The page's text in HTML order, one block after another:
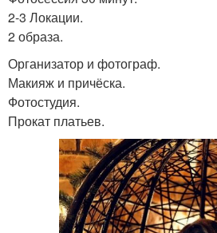
2-3 Локации.
2 образа.
Организатор и фотограф.
Макияж и причёска.
Фотостудия.
Прокат платьев.